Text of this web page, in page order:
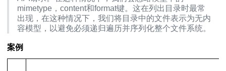
mimetype，content和format键。这在列出目录时最常
出现，在这种情况下，我们将目录中的文件表示为无内
容模型，以避免必须递归遍历并序列化整个文件系统。
案例